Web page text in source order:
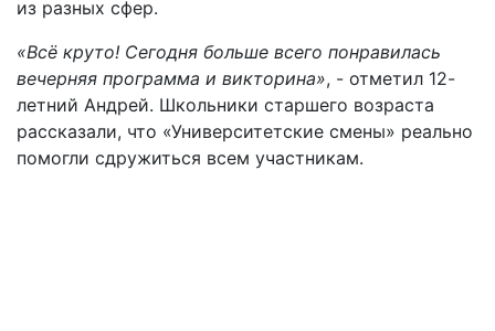
из разных сфер.
«Всё круто! Сегодня больше всего понравилась
вечерняя программа и викторина», - отметил 12-
летний Андрей. Школьники старшего возраста
рассказали, что «Университетские смены» реально
помогли сдружиться всем участникам.